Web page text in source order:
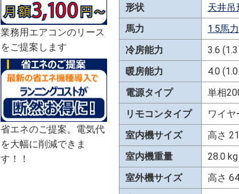
業務用エアコンのリース
をご提案します
省エネのご提案。電気代
を大幅に削減できま
す！！
形状
天井吊
馬力
1.5馬力
冷房能力
3.6
暖房能力
4.0
電源タイプ
単相
リモコンタイプ
ワイヤ
室内機サイズ
高さ
室内機重量
28.0 kg
室外機サイズ
高さ